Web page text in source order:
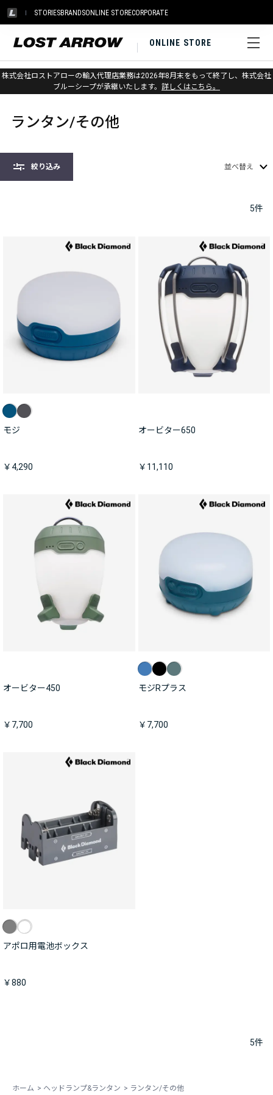
STORIESBRANDSONLINE STORECORPORATE
ONLINE STORE
株式会社ロストアローの輸入代理店業務は2026年8月末をもって終了し、株式会社
ブルーシープが承継いたします。 詳しくはこちら。
ホーム > ヘッドランプ&ランタン > ランタン/その他
ランタン/その他
絞り込み 並べ替え
5件
モジ
￥4,290
オービター650
￥11,110
オービター450
￥7,700
モジRプラス
￥7,700
アポロ用電池ボックス
￥880
5件
ホーム > ヘッドランプ&ランタン > ランタン/その他